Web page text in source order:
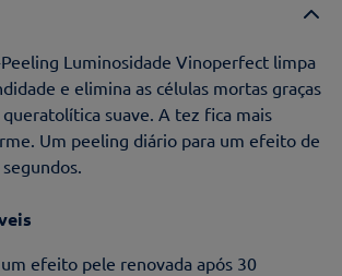
Luminosidade Vinoperfect limpa
e elimina as células mortas graças
suave. A tez fica mais
Um peeling diário para um efeito de
efeito pele renovada após 30